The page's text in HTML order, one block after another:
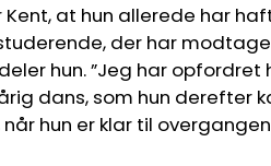
Kent, at hun allerede har
der har
hun. ”Jeg har
dans, som hun derefter
hun er klar til